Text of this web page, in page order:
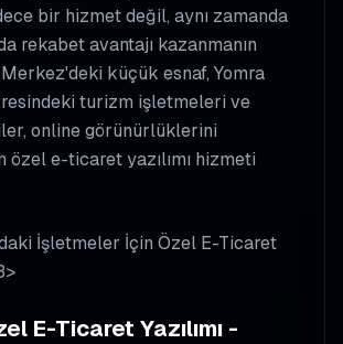
bir hizmet değil, aynı zamanda
rekabet avantajı kazanmanın
küçük esnaf, Yomra
turizm işletmeleri ve
online görünürlüklerini
özel e-ticaret yazılımı hizmeti
İşletmeler İçin Özel E-Ticaret
E-Ticaret Yazılımı -